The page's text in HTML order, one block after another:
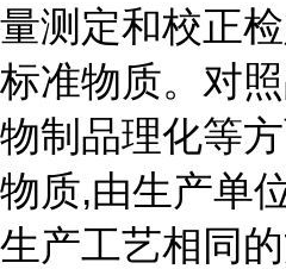
量测定和校正
标准物质。对
物制品理化等
物质,由生产单
生产工艺相同